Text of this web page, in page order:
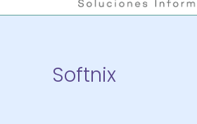
Softnix